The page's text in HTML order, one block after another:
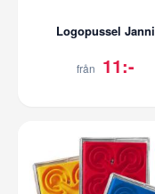
Logopussel Janni
från 11:-